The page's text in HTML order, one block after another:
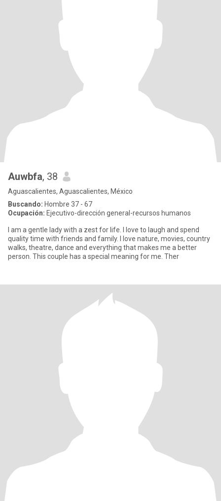
Auwbfa, 38
Aguascalientes, Aguascalientes, México
Buscando: Hombre 37 - 67
Ocupación: Ejecutivo-dirección general-recursos humanos
I am a gentle lady with a zest for life. I love to laugh and spend
quality time with friends and family. I love nature, movies, country
walks, theatre, dance and everything that makes me a better
person. This couple has a special meaning for me. Ther